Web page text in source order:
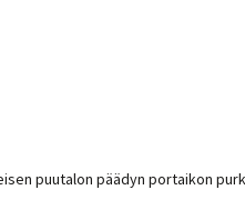
puutalon päädyn portaikon